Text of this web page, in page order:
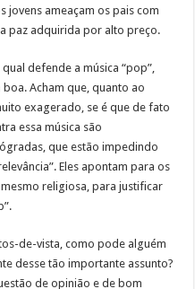
ameaçam os pais com
paz adquirida por alto preço.
defende a música “pop”,
Acham que, quanto ao
exagerado, se é que de fato
essa música são
que estão impedindo
Eles apontam para os
religiosa, para justificar
de-vista, como pode alguém
desse tão importante assunto?
de opinião e de bom